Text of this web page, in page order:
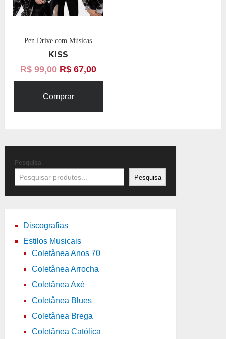
Pen Drive com Músicas
KISS
R$99,00 R$67,00
Comprar
Pesquisa
Pesquisa
Discografias
Estilos Musicais
Coletânea Anos 70
Coletânea Arrocha
Coletânea Axé
Coletânea Blues
Coletânea Brega
Coletânea Católica